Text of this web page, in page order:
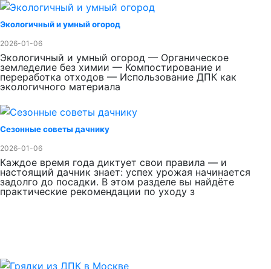
Экологичный и умный огород
2026-01-06
Экологичный и умный огород — Органическое
земледелие без химии — Компостирование и
переработка отходов — Использование ДПК как
экологичного материала
Сезонные советы дачнику
2026-01-06
Каждое время года диктует свои правила — и
настоящий дачник знает: успех урожая начинается
задолго до посадки. В этом разделе вы найдёте
практические рекомендации по уходу з